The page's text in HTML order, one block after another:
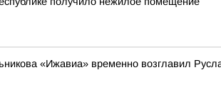
«Ижавиа» временно возглавил